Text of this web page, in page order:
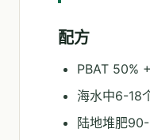
配方
PBAT 50%
海水中6-18
陆地堆肥90-